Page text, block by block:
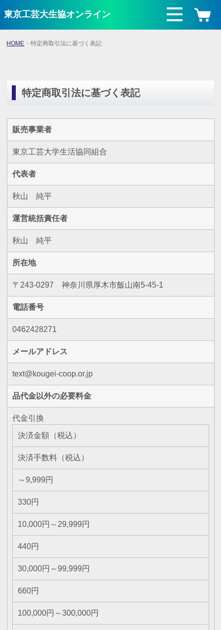
東京工芸大生協オンライン
HOME 特定商取引法に基づく表記
特定商取引法に基づく表記
販売事業者
東京工芸大学生活協同組合
代表者
秋山 純平
運営統括責任者
秋山 純平
所在地
〒243-0297 神奈川県厚木市飯山南5-45-1
電話番号
0462428271
メールアドレス
text@kougei-coop.or.jp
品代金以外の必要料金
代金引換
決済金額（税込）
決済手数料（税込）
～9,999円
330円
10,000円～29,999円
440円
30,000円～99,999円
660円
100,000円～300,000円